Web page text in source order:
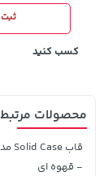
289,900
کسب کنید
محصولات مرتبط
- قهوه ای